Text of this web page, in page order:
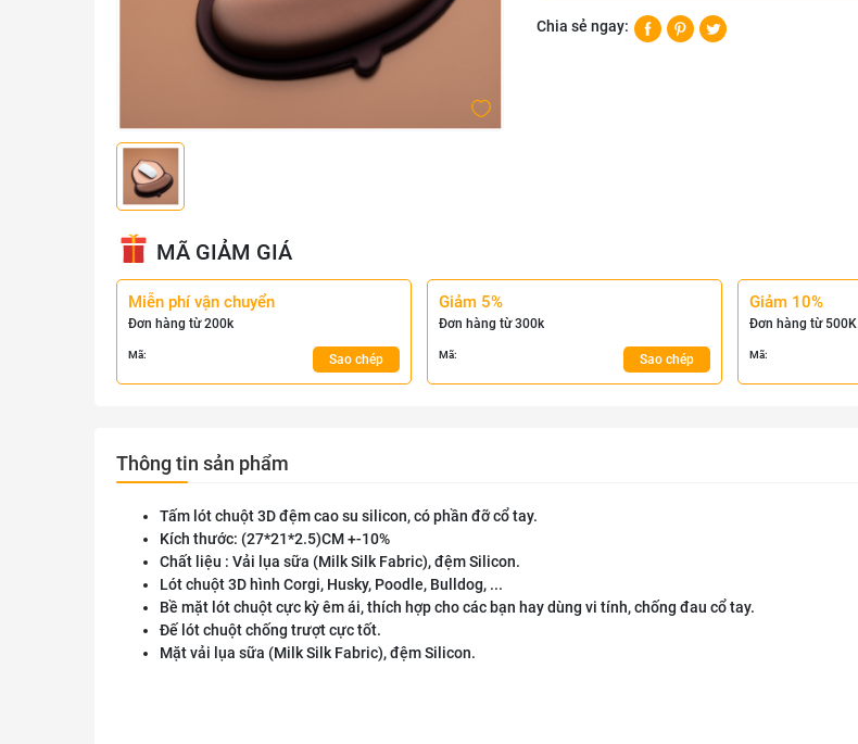
Chia sẻ ngay:
MÃ GIẢM GIÁ
Miễn phí vận chuyển
Đơn hàng từ 200k
Mã: Sao chép
Giảm 5%
Đơn hàng từ 300k
Mã: Sao chép
Giảm 10%
Đơn hàng từ 500K
Mã:
Thông tin sản phẩm
Tấm lót chuột 3D đệm cao su silicon, có phần đỡ cổ tay.
Kích thước: (27*21*2.5)CM +-10%
Chất liệu : Vải lụa sữa (Milk Silk Fabric), đệm Silicon.
Lót chuột 3D hình Corgi, Husky, Poodle, Bulldog, ...
Bề mặt lót chuột cực kỳ êm ái, thích hợp cho các bạn hay dùng vi tính, chống đau cổ tay.
Đế lót chuột chống trượt cực tốt.
Mặt vải lụa sữa (Milk Silk Fabric), đệm Silicon.